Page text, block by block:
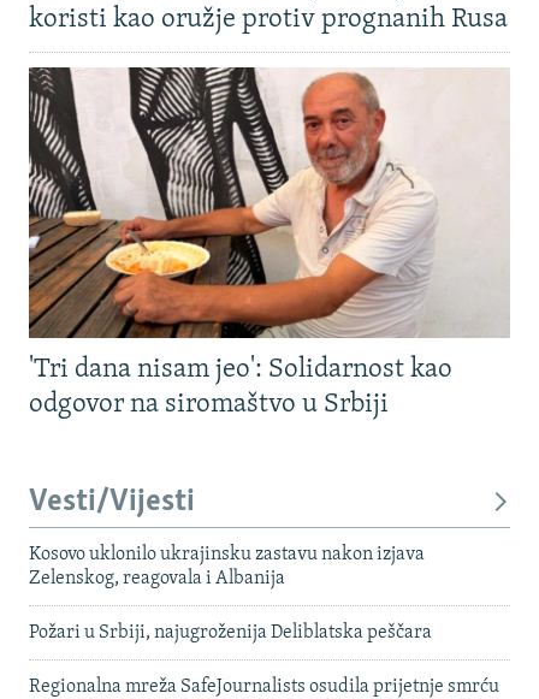
koristi kao oružje protiv prognanih Rusa
'Tri dana nisam jeo': Solidarnost kao
odgovor na siromaštvo u Srbiji
Vesti/Vijesti
Kosovo uklonilo ukrajinsku zastavu nakon izjava
Zelenskog, reagovala i Albanija
Požari u Srbiji, najugroženija Deliblatska peščara
Regionalna mreža SafeJournalists osudila prijetnje smrću